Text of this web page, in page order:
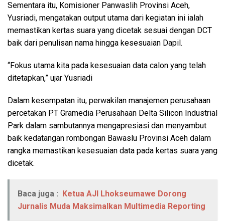
Sementara itu, Komisioner Panwaslih Provinsi Aceh,
Yusriadi, mengatakan output utama dari kegiatan ini ialah
memastikan kertas suara yang dicetak sesuai dengan DCT
baik dari penulisan nama hingga kesesuaian Dapil.
“Fokus utama kita pada kesesuaian data calon yang telah
ditetapkan,” ujar Yusriadi
Dalam kesempatan itu, perwakilan manajemen perusahaan
percetakan PT Gramedia Perusahaan Delta Silicon Industrial
Park dalam sambutannya mengapresiasi dan menyambut
baik kedatangan rombongan Bawaslu Provinsi Aceh dalam
rangka memastikan kesesuaian data pada kertas suara yang
dicetak.
Baca juga :
Ketua AJI Lhokseumawe Dorong
Jurnalis Muda Maksimalkan Multimedia Reporting